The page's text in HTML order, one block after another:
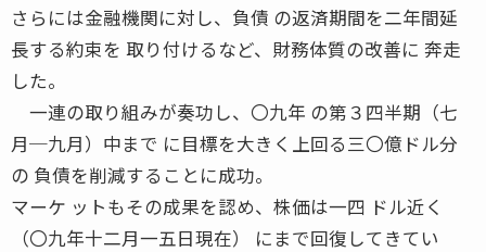
さらには金融機関に対し、負債 の返済期間を二年間延
長する約束を 取り付けるなど、財務体質の改善に 奔走
した。
一連の取り組みが奏功し、〇九年 の第３四半期（七
月─九月）中まで に目標を大きく上回る三〇億ドル分
の 負債を削減することに成功。
マーケ ットもその成果を認め、株価は一四 ドル近く
（〇九年十二月一五日現在） にまで回復してきてい